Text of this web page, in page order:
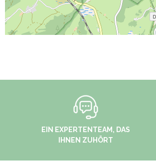
EIN EXPERTENTEAM, DAS
IHNEN ZUHÖRT